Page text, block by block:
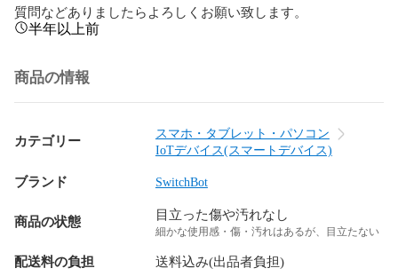
質問などありましたらよろしくお願い致します。
半年以上前
商品の情報
カテゴリー
スマホ・タブレット・パソコン
IoTデバイス(スマートデバイス)
ブランド SwitchBot
商品の状態 目立った傷や汚れなし
細かな使用感・傷・汚れはあるが、目立たない
配送料の負担 送料込み(出品者負担)